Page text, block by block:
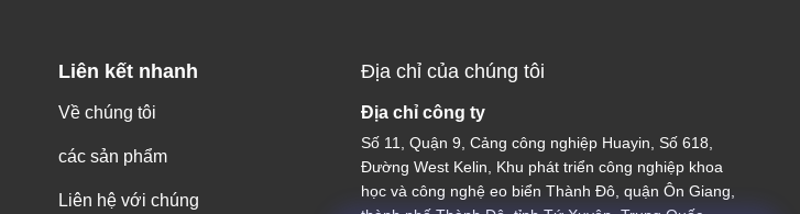
Liên kết nhanh
Về chúng tôi
các sản phẩm
Liên hệ với chúng
Địa chỉ của chúng tôi
Địa chỉ công ty
Số 11, Quận 9, Cảng công nghiệp Huayin, Số 618,
Đường West Kelin, Khu phát triển công nghiệp khoa
học và công nghệ eo biển Thành Đô, quận Ôn Giang,